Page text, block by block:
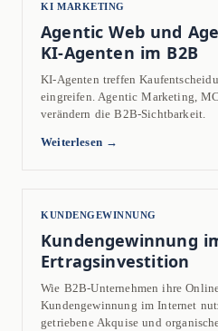
KI MARKETING
Agentic Web und
KI-Agenten im B2B
KI-Agenten treffen
eingreifen. Agentic Marketing,
verändern die B2B-Sichtbarkeit.
Weiterlesen →
KUNDENGEWINNUNG
Kundengewinnung
Ertragsinvestition
Wie B2B-Unternehmen ihre
Kundengewinnung im Internet
getriebene Akquise und